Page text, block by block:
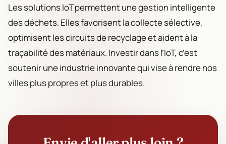
Les solutions IoT permettent une gestion intelligente
des déchets. Elles favorisent la collecte sélective,
optimisent les circuits de recyclage et aident à la
traçabilité des matériaux. Investir dans l’IoT, c’est
soutenir une industrie innovante qui vise à rendre nos
villes plus propres et plus durables.